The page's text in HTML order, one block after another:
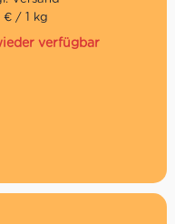
€ / 1 kg
verfügbar